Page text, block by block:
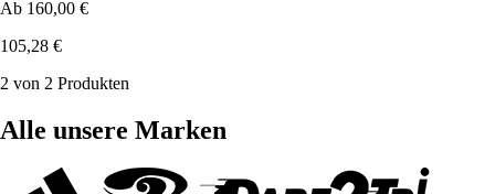
Ab 160,00 €
105,28 €
2 von 2 Produkten
Alle unsere Marken